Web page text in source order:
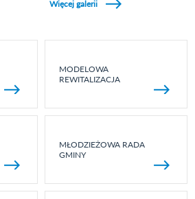
Więcej galerii
MODELOWA
REWITALIZACJA
MŁODZIEŻOWA RADA
GMINY